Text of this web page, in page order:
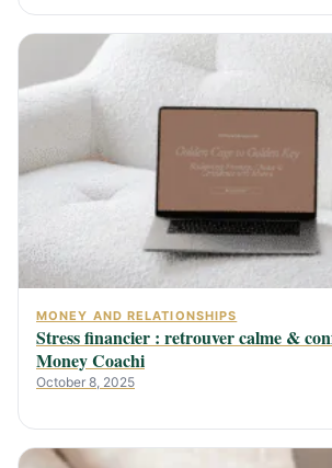
MONEY AND RELATIONSHIPS
Stress financier : retrouver calme &
Money Coachi
October 8, 2025